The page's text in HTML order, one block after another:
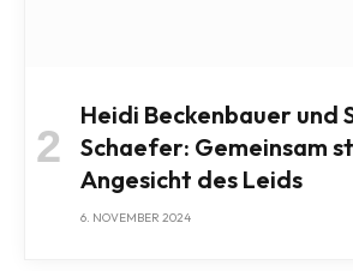
Heidi Beckenbauer und
Schaefer: Gemeinsam
Angesicht des Leids
6. NOVEMBER 2024